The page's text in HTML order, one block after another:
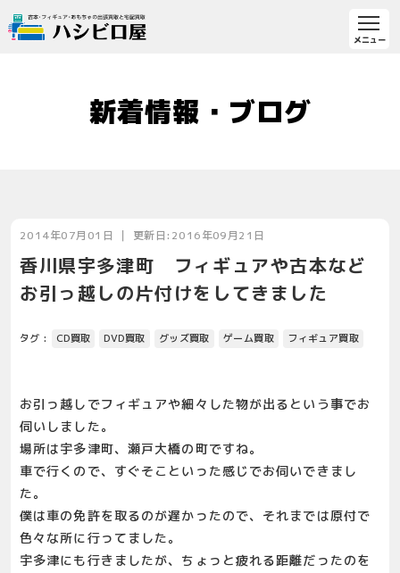
新着情報・ブログ
2014年07月01日 ｜ 更新日:2016年09月21日
香川県宇多津町 フィギュアや古本など
お引っ越しの片付けをしてきました
タグ : CD買取 DVD買取 グッズ買取 ゲーム買取 フィギュア買取
お引っ越しでフィギュアや細々した物が出るという事でお
伺いしました。
場所は宇多津町、瀬戸大橋の町ですね。
車で行くので、すぐそこといった感じでお伺いできまし
た。
僕は車の免許を取るのが遅かったので、それまでは原付で
色々な所に行ってました。
宇多津にも行きましたが、ちょっと疲れる距離だったのを